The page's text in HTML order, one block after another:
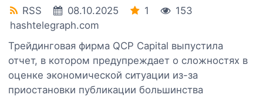
RSS 08.10.2025 1
153
hashtelegraph.com
Трейдинговая фирма QCP Capital выпустила
отчет, в котором предупреждает о сложностях в
оценке экономической ситуации из-за
приостановки публикации большинства